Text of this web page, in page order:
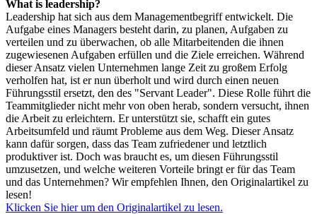
What is leadership?
Leadership hat sich aus dem Managementbegriff entwickelt. Die
Aufgabe eines Managers besteht darin, zu planen, Aufgaben zu
verteilen und zu überwachen, ob alle Mitarbeitenden die ihnen
zugewiesenen Aufgaben erfüllen und die Ziele erreichen. Während
dieser Ansatz vielen Unternehmen lange Zeit zu großem Erfolg
verholfen hat, ist er nun überholt und wird durch einen neuen
Führungsstil ersetzt, den des "Servant Leader". Diese Rolle führt die
Teammitglieder nicht mehr von oben herab, sondern versucht, ihnen
die Arbeit zu erleichtern. Er unterstützt sie, schafft ein gutes
Arbeitsumfeld und räumt Probleme aus dem Weg. Dieser Ansatz
kann dafür sorgen, dass das Team zufriedener und letztlich
produktiver ist. Doch was braucht es, um diesen Führungsstil
umzusetzen, und welche weiteren Vorteile bringt er für das Team
und das Unternehmen? Wir empfehlen Ihnen, den Originalartikel zu
lesen!
Klicken Sie hier um den Originalartikel zu lesen.